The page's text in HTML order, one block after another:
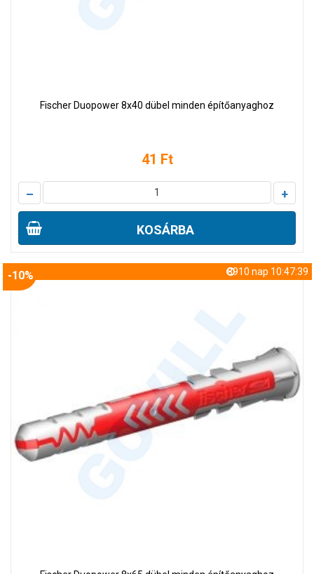
Fischer Duopower 8x40 dübel minden építőanyaghoz
41 Ft
– +
KOSÁRBA
-10% 8910 nap 10:47:38